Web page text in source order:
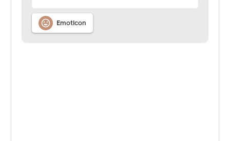
 Emoticon